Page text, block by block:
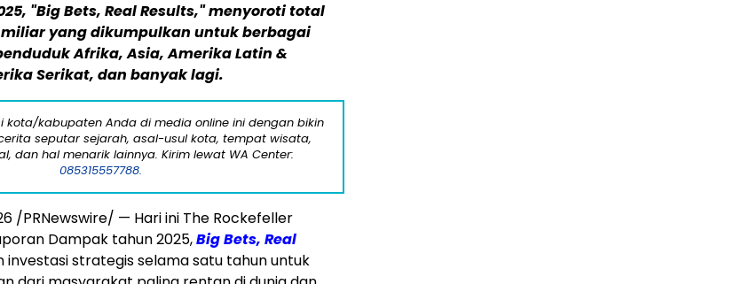
"Big Bets, Real Results," menyoroti total
miliar yang dikumpulkan untuk berbagai
Afrika, Asia, Amerika Latin &
Serikat, dan banyak lagi.
kota/kabupaten Anda di media online ini dengan bikin
seputar sejarah, asal-usul kota, tempat wisata,
dan hal menarik lainnya. Kirim lewat WA Center:
085315557788.
/PRNewswire/ — Hari ini The Rockefeller
Dampak tahun 2025,Big Bets, Real
investasi strategis selama satu tahun untuk